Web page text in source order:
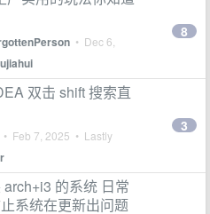
• Dec 6,
8
双击 shift 搜索直
• Feb 7, 2025 • Lastly
3
的系统 日常
系统在更新出问题